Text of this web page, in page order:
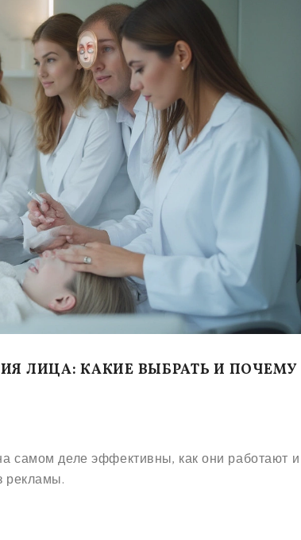
ЛИЦА: КАКИЕ ВЫБРАТЬ И ПОЧЕМУ
самом деле эффективны, как они работают и
рекламы.